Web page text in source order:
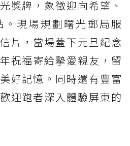
獎牌，象徵迎向希望、
現場規劃曙光郵局服
片，當場蓋下元旦紀念
祝福寄給摯愛親友，留
好記憶。同時還有豐富
迎跑者深入體驗屏東的